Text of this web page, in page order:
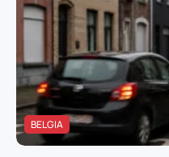
BELGIA